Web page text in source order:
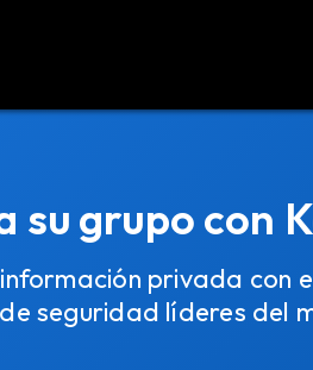
su grupo con
privada con
seguridad líderes del